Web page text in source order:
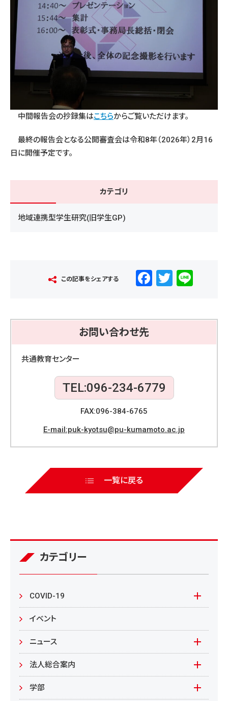
中間報告会の抄録集はこちらからご覧いただけます。
最終の報告会となる公開審査会は令和8年（2026年）2月16
日に開催予定です。
カテゴリ
地域連携型学生研究(旧学生GP)
この記事をシェアする
F
e
b
o
k
T
er
お問い合わせ先
共通教育センター
TEL:096-234-6779
FAX:096-384-6765
E-mail:puk-kyotsu@pu-kumamoto.ac.jp
一覧に戻る
カテゴリー
COVID-19
本学の対応
在学生の皆様へ
来学される皆様へ
イベント
ニュース
報道資料
基本情報
法人総合案内
入札情報
学部